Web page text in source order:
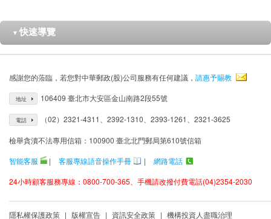
▼ 快速導覽
感謝您的蒞臨，若您對中華郵政(股)公司服務有任何建議， 請惠予賜教
地址 106409 臺北市大安區金山南路2段55號
電話 （02）2321-4311、2392-1310、2393-1261、2321-3625
檢舉貪瀆不法專用信箱：100900 臺北北門郵局第610號信箱
智能客服
| 客服專線語音操作手冊 |
網路電話
24小時顧客服務專線：0800-700-365、手機請改撥付費電話(04)2354-2030
隱私權保護政策 | 版權宣告 | 資訊安全政策 | 機構投資人盡職治理